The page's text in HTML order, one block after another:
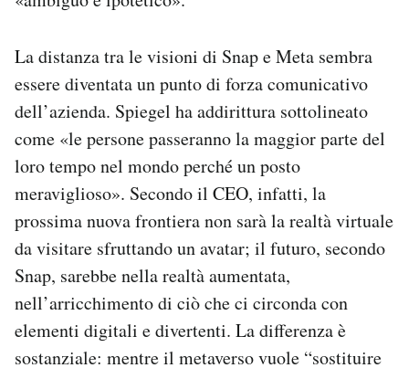
La distanza tra le visioni di Snap e Meta sembra
essere diventata un punto di forza comunicativo
dell’azienda. Spiegel ha addirittura sottolineato
come «le persone passeranno la maggior parte del
loro tempo nel mondo perché un posto
meraviglioso». Secondo il CEO, infatti, la
prossima nuova frontiera non sarà la realtà virtuale
da visitare sfruttando un avatar; il futuro, secondo
Snap, sarebbe nella realtà aumentata,
nell’arricchimento di ciò che ci circonda con
elementi digitali e divertenti. La differenza è
sostanziale: mentre il metaverso vuole “sostituire